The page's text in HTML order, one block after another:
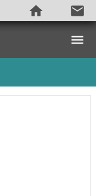
home
email
menu
Notícias